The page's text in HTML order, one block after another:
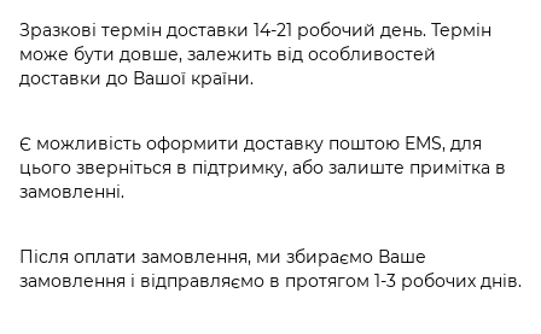
Зразкові термін доставки 14-21 робочий день. Термін
може бути довше, залежить від особливостей
доставки до Вашої країни.
Є можливість оформити доставку поштою EMS, для
цього зверніться в підтримку, або залиште примітка в
замовленні.
Після оплати замовлення, ми збираємо Ваше
замовлення і відправляємо в протягом 1-3 робочих днів.